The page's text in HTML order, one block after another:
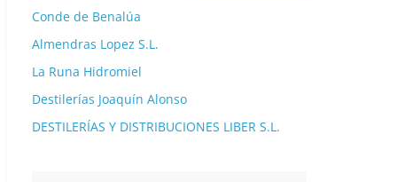
Conde de Benalúa
Almendras Lopez S.L.
La Runa Hidromiel
Destilerías Joaquín Alonso
DESTILERÍAS Y DISTRIBUCIONES LIBER S.L.